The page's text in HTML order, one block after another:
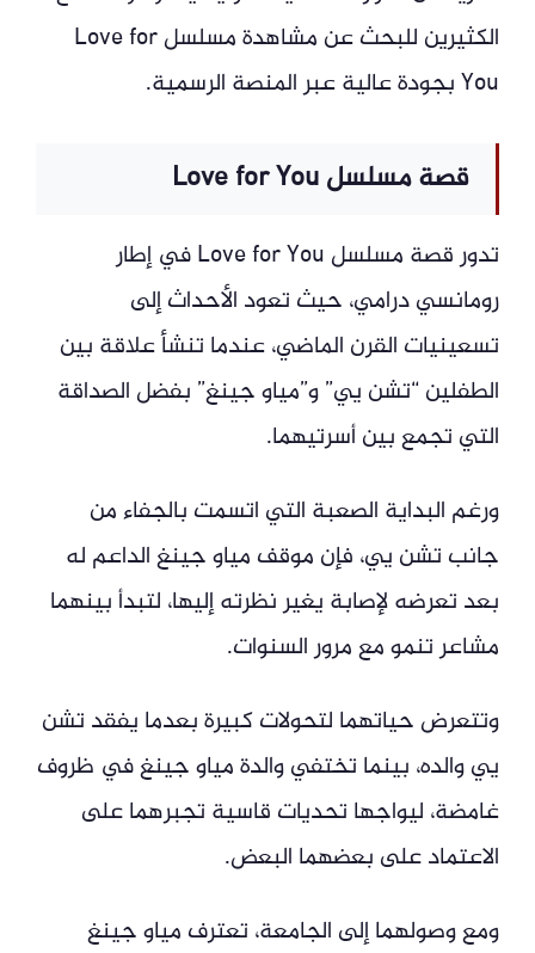
الكثيرين للبحث عن مشاهدة مسلسل Love for
You بجودة عالية عبر المنصة الرسمية.
قصة مسلسل Love for You
تدور قصة مسلسل Love for You في إطار
رومانسي درامي، حيث تعود الأحداث إلى
تسعينيات القرن الماضي، عندما تنشأ علاقة بين
الطفلين “تشن يي” و”مياو جينغ” بفضل الصداقة
التي تجمع بين أسرتيهما.
ورغم البداية الصعبة التي اتسمت بالجفاء من
جانب تشن يي، فإن موقف مياو جينغ الداعم له
بعد تعرضه لإصابة يغير نظرته إليها، لتبدأ بينهما
مشاعر تنمو مع مرور السنوات.
وتتعرض حياتهما لتحولات كبيرة بعدما يفقد تشن
يي والده، بينما تختفي والدة مياو جينغ في ظروف
غامضة، ليواجها تحديات قاسية تجبرهما على
الاعتماد على بعضهما البعض.
ومع وصولهما إلى الجامعة، تعترف مياو جينغ